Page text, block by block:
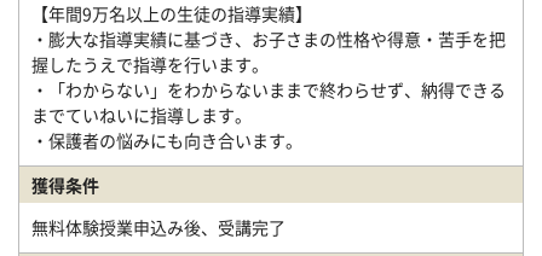
【年間9万名以上の生徒の指導実績】
・膨大な指導実績に基づき、お子さまの性格や得意・苦手を把
握したうえで指導を行います。
・「わからない」をわからないままで終わらせず、納得できる
までていねいに指導します。
・保護者の悩みにも向き合います。
獲得条件
無料体験授業申込み後、受講完了